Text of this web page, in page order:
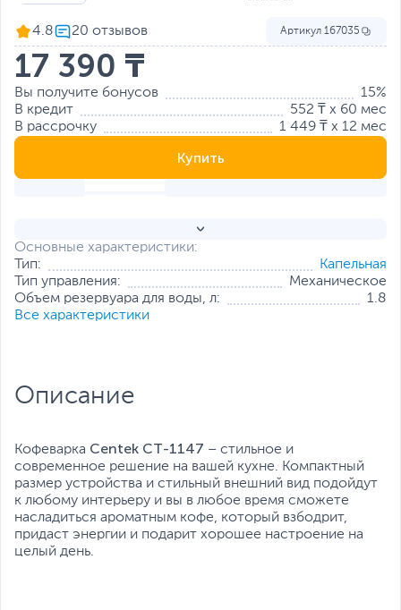
Основные характеристики:
Тип:
Капельная
Тип управления:
Механическое
Объем резервуара для воды, л:
1.8
Все характеристики
4.8 Артикул 167035
17 390 ₸
Вы получите бонусов
15%
В кредит
552 ₸ x 60 мес
В рассрочку
1 449 ₸ x 12 мес
Купить
Описание
Кофеварка Centek СТ-1147 – стильное и
современное решение на вашей кухне. Компактный
размер устройства и стильный внешний вид подойдут
к любому интерьеру и вы в любое время сможете
насладиться ароматным кофе, который взбодрит,
придаст энергии и подарит хорошее настроение на
целый день.